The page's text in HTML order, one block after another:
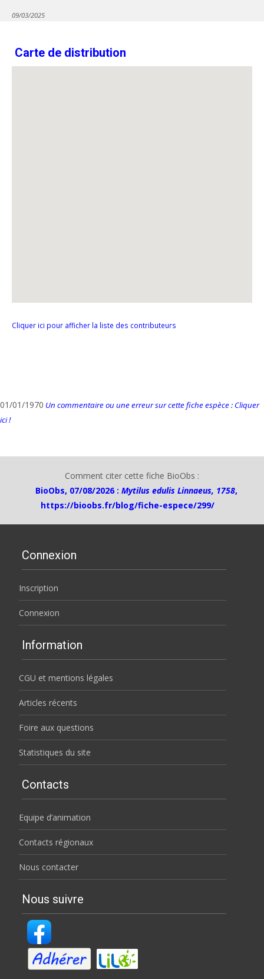
09/03/2025
Carte de distribution
Cliquer ici pour afficher la liste des contributeurs
01/01/1970 Un commentaire ou une erreur sur cette fiche espèce : Cliquer
ici !
Comment citer cette fiche BioObs :
BioObs, 07/08/2026 : Mytilus edulis Linnaeus, 1758,
https://bioobs.fr/blog/fiche-espece/299/
Connexion
Inscription
Connexion
Information
CGU et mentions légales
Articles récents
Foire aux questions
Statistiques du site
Contacts
Equipe d’animation
Contacts régionaux
Nous contacter
Nous suivre